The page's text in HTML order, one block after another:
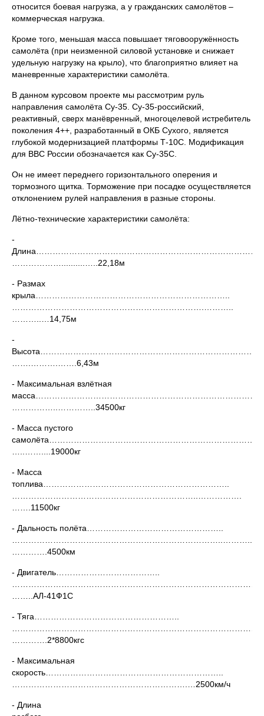
относится боевая нагрузка, а у гражданских самолётов –
коммерческая нагрузка.
Кроме того, меньшая масса повышает тяговооружённость
самолёта (при неизменной силовой установке и снижает
удельную нагрузку на крыло), что благоприятно влияет на
маневренные характеристики самолёта.
В данном курсовом проекте мы рассмотрим руль
направления самолёта Су-35. Су-35-российский,
реактивный, сверх манёвренный, многоцелевой истребитель
поколения 4++, разработанный в ОКБ Сухого, является
глубокой модернизацией платформы Т-10С. Модификация
для ВВС России обозначается как Су-35С.
Он не имеет переднего горизонтального оперения и
тормозного щитка. Торможение при посадке осуществляется
отклонением рулей направления в разные стороны.
Лётно-технические характеристики самолёта:
-
………………..........…..22,18м
- Размах
крыла……………………………………………………………..
………..…14,75м
-
…….……….…….6,43м
- Максимальная взлётная
……………..…………..34500кг
- Масса пустого
…..……....19000кг
- Масса
топлива…………………………………………………………..
…….11500кг
- Дальность полёта…………………………………………..
………….4500км
- Двигатель………………………………..
……..АЛ-41Ф1С
- Тяга……………………………………………..
………….2*8800кгс
- Максимальная
скорость………………………………………………………..
……………………………………………………….…2500км/ч
- Длина